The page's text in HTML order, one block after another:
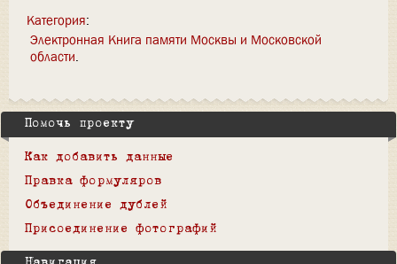
Категория:
Электронная Книга памяти Москвы и Московской
области
Помочь проекту
Как добавить данные
Правка формуляров
Объединение дублей
Присоединение фотографий